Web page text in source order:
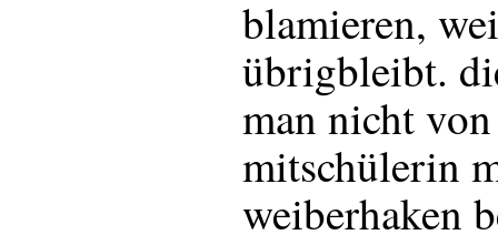
blamieren,
übrigbleibt.
man nicht
mitschülerin
weiberhaken